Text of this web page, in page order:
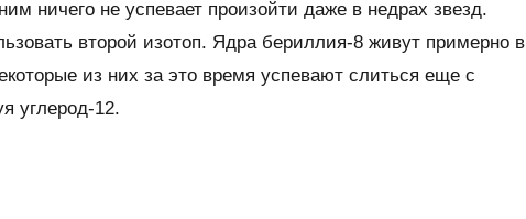
ничего не успевает произойти даже в недрах звезд.
второй изотоп. Ядра бериллия-8 живут примерно в
из них за это время успевают слиться еще c
углерод-12.